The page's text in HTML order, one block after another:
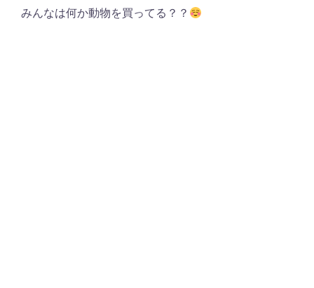
みんなは何か動物を買ってる？？